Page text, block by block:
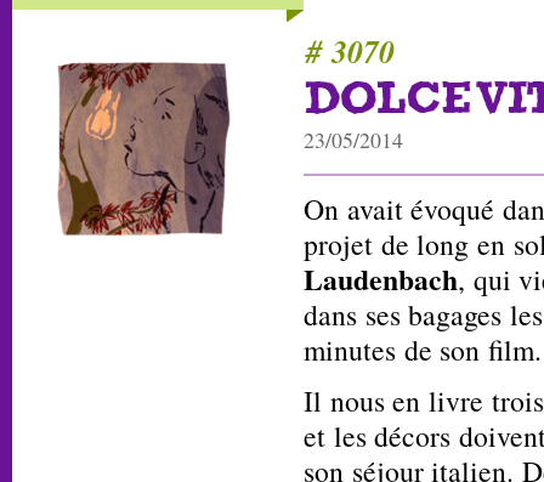
# 3070
DOLCE
23/05/2014
On avait évoqué
projet de long en
Laudenbach, qui
dans ses bagages
minutes de son film.
Il nous en livre
et les décors
son séjour italien.